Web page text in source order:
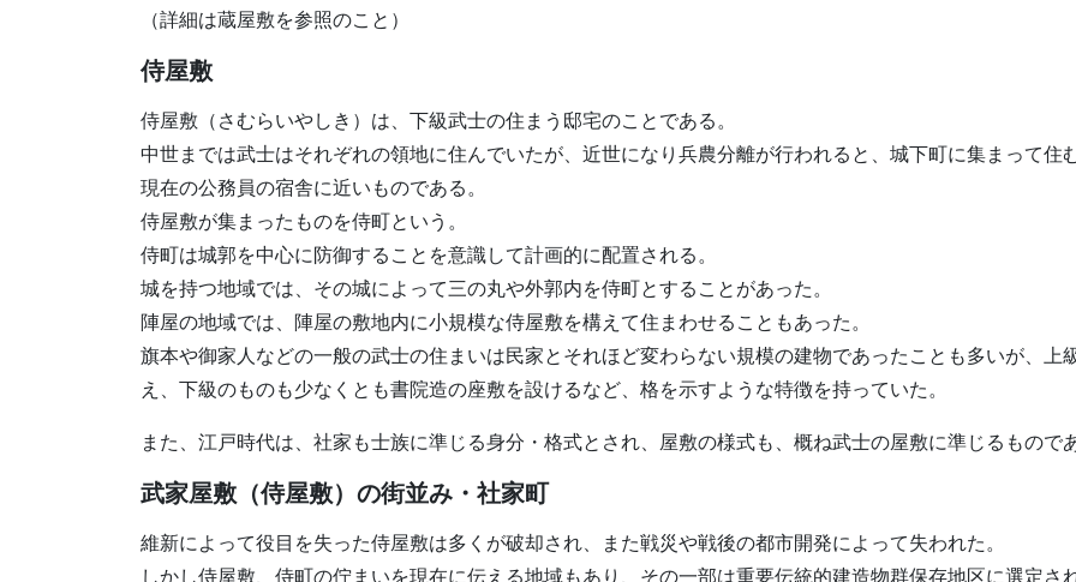
（詳細は蔵屋敷を参照のこと）
侍屋敷
侍屋敷（さむらいやしき）は、下級武士の住まう邸宅のことである。
中世までは武士はそれぞれの領地に住んでいたが、近世になり兵農分離が行われると、城下町に集まって住
現在の公務員の宿舎に近いものである。
侍屋敷が集まったものを侍町という。
侍町は城郭を中心に防御することを意識して計画的に配置される。
城を持つ地域では、その城によって三の丸や外郭内を侍町とすることがあった。
陣屋の地域では、陣屋の敷地内に小規模な侍屋敷を構えて住まわせることもあった。
旗本や御家人などの一般の武士の住まいは民家とそれほど変わらない規模の建物であったことも多いが、
え、下級のものも少なくとも書院造の座敷を設けるなど、格を示すような特徴を持っていた。
また、江戸時代は、社家も士族に準じる身分・格式とされ、屋敷の様式も、概ね武士の屋敷に準じるものであ
武家屋敷（侍屋敷）の街並み・社家町
維新によって役目を失った侍屋敷は多くが破却され、また戦災や戦後の都市開発によって失われた。
しかし侍屋敷、侍町の佇まいを現在に伝える地域もあり、その一部は重要伝統的建造物群保存地区に選定さ